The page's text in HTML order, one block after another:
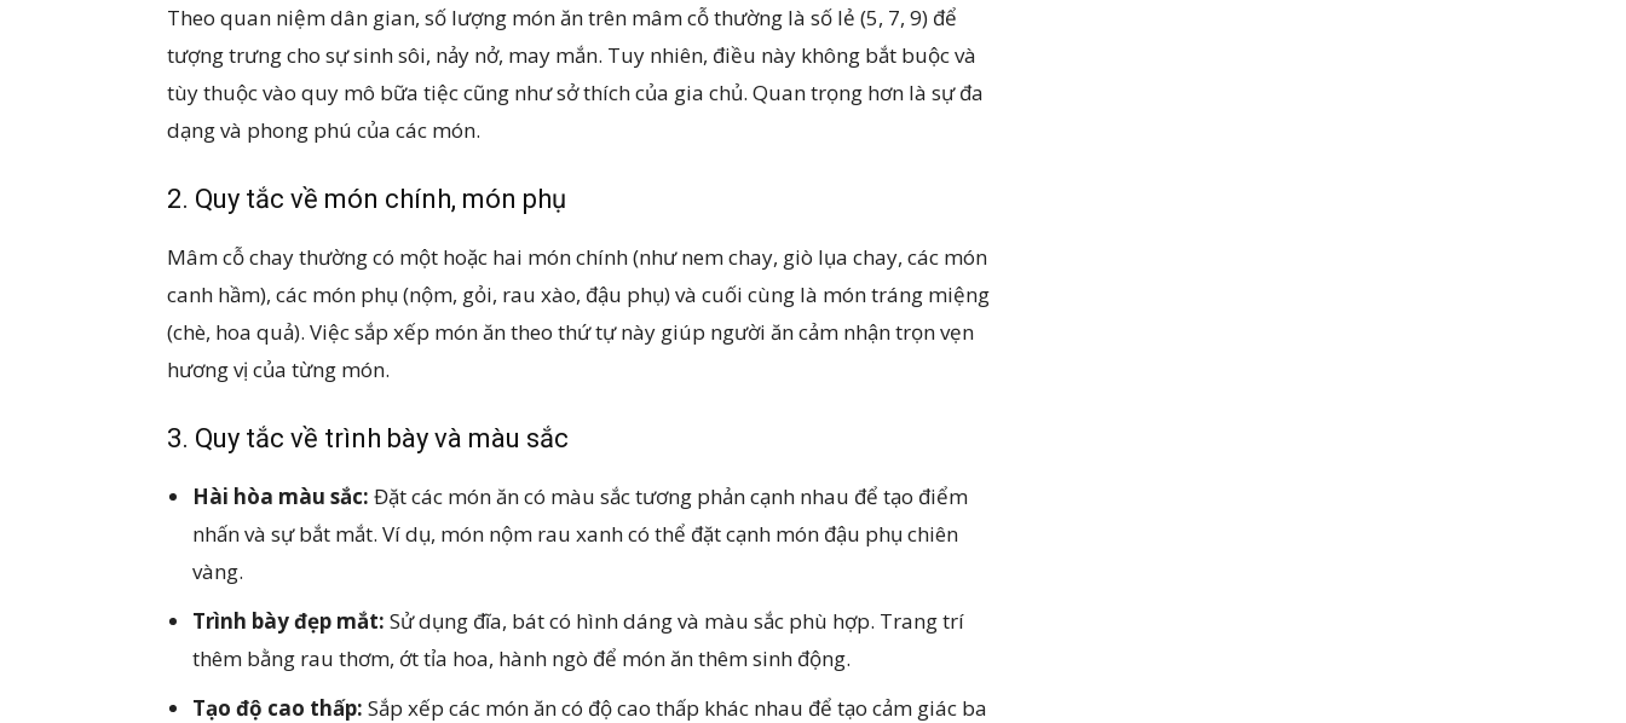
Theo quan niệm dân gian, số lượng món ăn trên mâm cỗ thường là số lẻ (5, 7, 9) để
tượng trưng cho sự sinh sôi, nảy nở, may mắn. Tuy nhiên, điều này không bắt buộc và
tùy thuộc vào quy mô bữa tiệc cũng như sở thích của gia chủ. Quan trọng hơn là sự đa
dạng và phong phú của các món.
2. Quy tắc về món chính, món phụ
Mâm cỗ chay thường có một hoặc hai món chính (như nem chay, giò lụa chay, các món
canh hầm), các món phụ (nộm, gỏi, rau xào, đậu phụ) và cuối cùng là món tráng miệng
(chè, hoa quả). Việc sắp xếp món ăn theo thứ tự này giúp người ăn cảm nhận trọn vẹn
hương vị của từng món.
3. Quy tắc về trình bày và màu sắc
Hài hòa màu sắc: Đặt các món ăn có màu sắc tương phản cạnh nhau để tạo điểm
nhấn và sự bắt mắt. Ví dụ, món nộm rau xanh có thể đặt cạnh món đậu phụ chiên
vàng.
Trình bày đẹp mắt: Sử dụng đĩa, bát có hình dáng và màu sắc phù hợp. Trang trí
thêm bằng rau thơm, ớt tỉa hoa, hành ngò để món ăn thêm sinh động.
Tạo độ cao thấp: Sắp xếp các món ăn có độ cao thấp khác nhau để tạo cảm giác ba